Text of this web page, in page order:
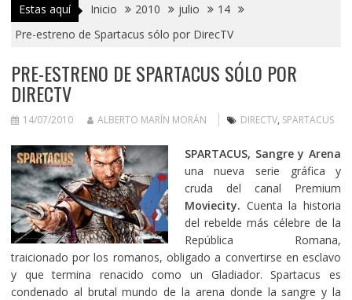
Estas aquí Inicio 2010 julio
14
Pre-estreno de Spartacus sólo por DirecTV
PRE-ESTRENO DE SPARTACUS SÓLO POR
DIRECTV
14/07/2010 ALBERTO MARÍN MORÁN DIRECTV, SPARTACUS
SPARTACUS, Sangre y Arena
una nueva serie gráfica y
cruda del canal Premium
Moviecity. Cuenta la historia
del rebelde más célebre de la
República Romana,
traicionado por los romanos, obligado a convertirse en esclavo
y que termina renacido como un Gladiador. Spartacus es
condenado al brutal mundo de la arena donde la sangre y la